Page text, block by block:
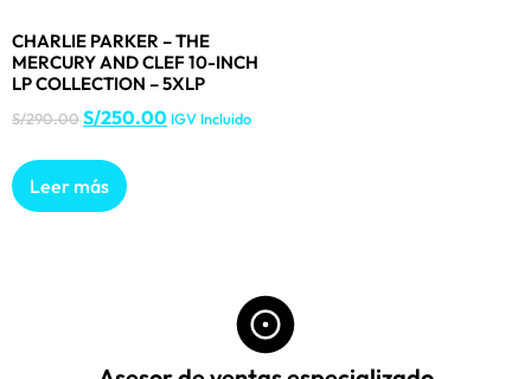
CHARLIE PARKER – THE
MERCURY AND CLEF 10-INCH
LP COLLECTION – 5XLP
S/290.00S/250.00 IGV Incluido
Leer más